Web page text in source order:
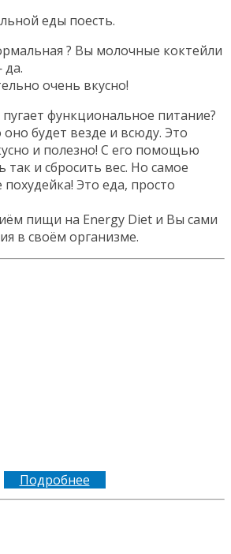
еды поесть.
? Вы молочные коктейли
очень вкусно!
функциональное питание?
будет везде и всюду. Это
и полезно! С его помощью
и сбросить вес. Но самое
похудейка! Это еда, просто
пищи на Energy Diet и Вы сами
в своём организме.
Подробнее